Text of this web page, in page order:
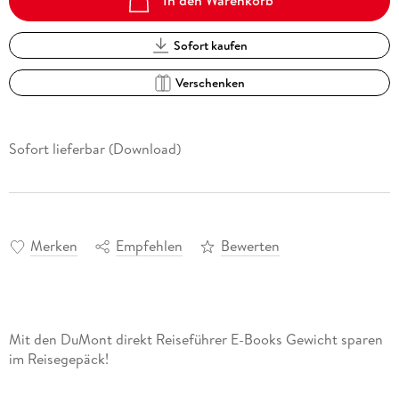
Sofort kaufen
Verschenken
Sofort lieferbar (Download)
Merken Empfehlen Bewerten
Mit den DuMont direkt Reiseführer E-Books Gewicht sparen
im Reisegepäck!